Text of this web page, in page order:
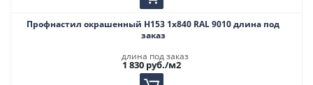
Профнастил окрашенный Н153 1х840 RAL 9010 длина под
заказ
длина под заказ
1 830руб./м2